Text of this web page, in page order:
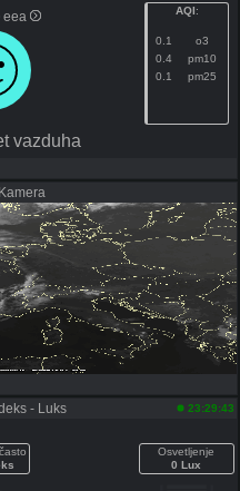
eea AQI:
0.1
o3
0.4
pm10
0.1
pm25
vazduha
- Luks 23:29:43
Osvetljenje
0 Lux